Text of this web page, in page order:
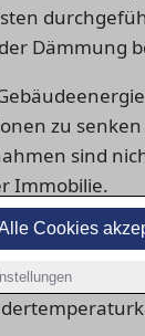
Cookies
Dämmung
zu
sind
Immobilie.
in der